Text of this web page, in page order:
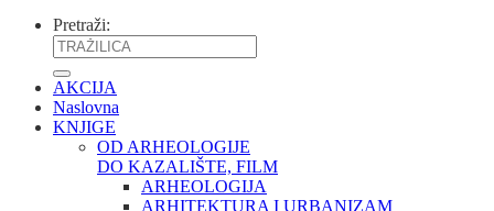
Pretraži:
AKCIJA
Naslovna
KNJIGE
OD ARHEOLOGIJE
DO KAZALIŠTE, FILM
ARHEOLOGIJA
ARHITEKTURA I URBANIZAM